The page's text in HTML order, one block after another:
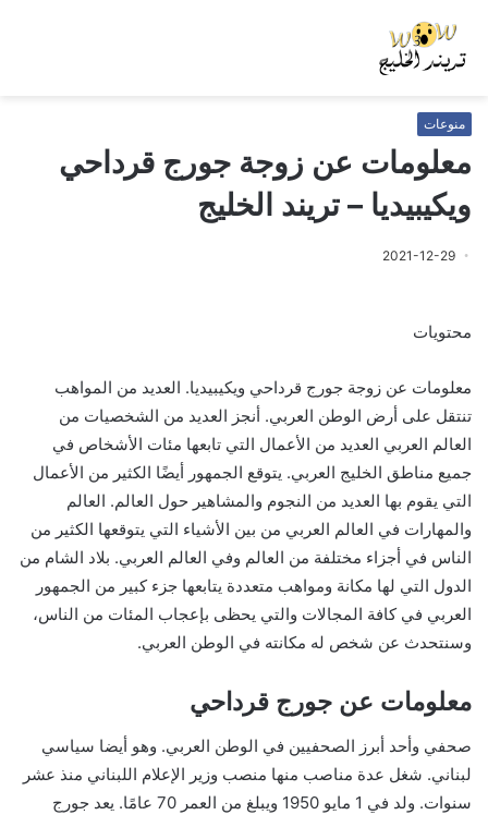
منوعات
معلومات عن زوجة جورج قرداحي
ويكيبيديا – تريند الخليج
2021-12-29
محتويات
معلومات عن زوجة جورج قرداحي ويكيبيديا. العديد من المواهب
تنتقل على أرض الوطن العربي. أنجز العديد من الشخصيات من
العالم العربي العديد من الأعمال التي تابعها مئات الأشخاص في
جميع مناطق الخليج العربي. يتوقع الجمهور أيضًا الكثير من الأعمال
التي يقوم بها العديد من النجوم والمشاهير حول العالم. العالم
والمهارات في العالم العربي من بين الأشياء التي يتوقعها الكثير من
الناس في أجزاء مختلفة من العالم وفي العالم العربي. بلاد الشام من
الدول التي لها مكانة ومواهب متعددة يتابعها جزء كبير من الجمهور
العربي في كافة المجالات والتي يحظى بإعجاب المئات من الناس،
وسنتحدث عن شخص له مكانته في الوطن العربي.
معلومات عن جورج قرداحي
صحفي وأحد أبرز الصحفيين في الوطن العربي. وهو أيضا سياسي
لبناني. شغل عدة مناصب منها منصب وزير الإعلام اللبناني منذ عشر
سنوات. ولد في 1 مايو 1950 ويبلغ من العمر 70 عامًا. يعد جورج